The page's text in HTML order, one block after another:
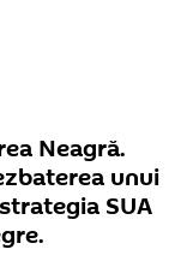
Neagră.
unui
SUA